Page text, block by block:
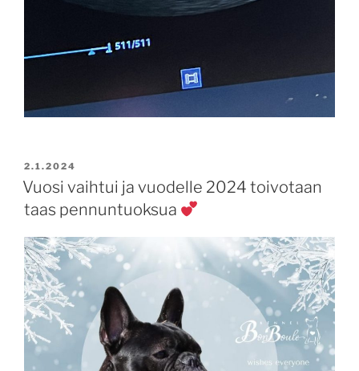
JULKAISTU
2.1.2024
Vuosi vaihtui ja vuodelle 2024 toivotaan
taas pennuntuoksua